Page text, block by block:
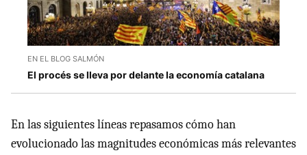
EN EL BLOG SALMÓN
El procés se lleva por delante la economía catalana
En las siguientes líneas repasamos cómo han
evolucionado las magnitudes económicas más relevantes